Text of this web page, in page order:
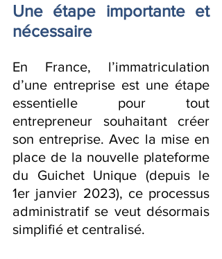
Une étape importante et
nécessaire
En France, l’immatriculation
d’une entreprise est une étape
essentielle pour tout
entrepreneur souhaitant créer
son entreprise. Avec la mise en
place de la nouvelle plateforme
du Guichet Unique (depuis le
1er janvier 2023), ce processus
administratif se veut désormais
simplifié et centralisé.